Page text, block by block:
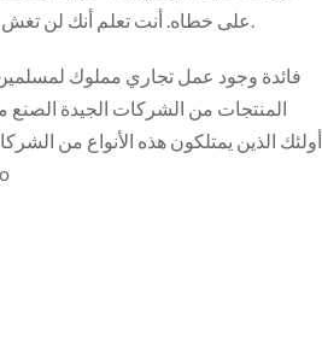
على خطاه. أنت تعلم أنك لن تغش من خلال الشراء من شخص يتبع السنة النبوية ، لأن إيماننا يحافظ على أخلاقيات العمل.
فائدة وجود عمل تجاري مملوك
المنتجات من الشركات الجيدة الصنع
أولئك الذين يمتلكون هذه الأنواع من
داخل مسجدهم أو مدرستهم الإسلامية (إلخ). نحن جميعًا قادرون على المضي قدمًا لأن o